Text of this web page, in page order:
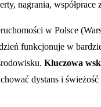
nagrania, współprace
w Polsce
funkcjonuje w
Kluczowa
dystans i świeżość